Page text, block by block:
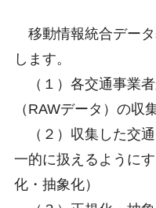
移動情報統合デー
します。
（１）各交通事業
（RAWデータ）の収
（２）収集した交
一的に扱えるように
化・抽象化）